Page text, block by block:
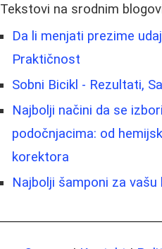
Tekstovi na srodnim
Da li menjati prezime
Praktičnost
Sobni Bicikl - Rezultati,
Najbolji načini da se
podočnjacima: od
korektora
Najbolji šamponi za